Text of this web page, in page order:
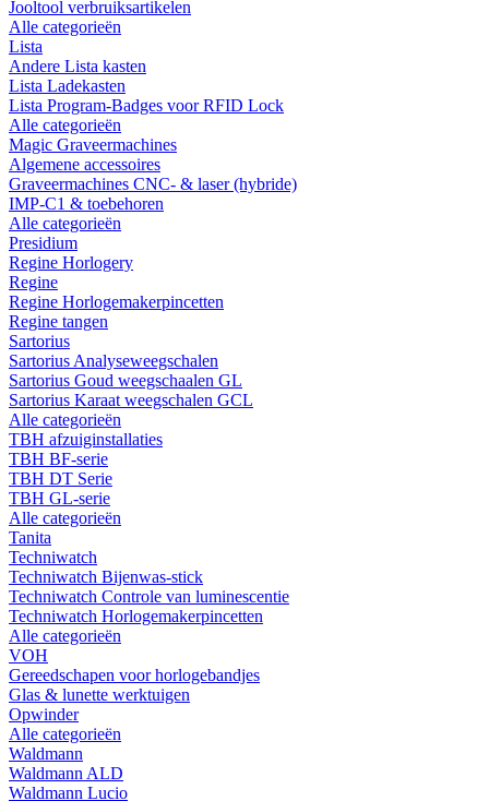
Jooltool verbruiksartikelen
Alle categorieën
Lista
Andere Lista kasten
Lista Ladekasten
Lista Program-Badges voor RFID Lock
Alle categorieën
Magic Graveermachines
Algemene accessoires
Graveermachines CNC- & laser (hybride)
IMP-C1 & toebehoren
Alle categorieën
Presidium
Regine Horlogery
Regine
Regine Horlogemakerpincetten
Regine tangen
Sartorius
Sartorius Analyseweegschalen
Sartorius Goud weegschaalen GL
Sartorius Karaat weegschalen GCL
Alle categorieën
TBH afzuiginstallaties
TBH BF-serie
TBH DT Serie
TBH GL-serie
Alle categorieën
Tanita
Techniwatch
Techniwatch Bijenwas-stick
Techniwatch Controle van luminescentie
Techniwatch Horlogemakerpincetten
Alle categorieën
VOH
Gereedschapen voor horlogebandjes
Glas & lunette werktuigen
Opwinder
Alle categorieën
Waldmann
Waldmann ALD
Waldmann Lucio